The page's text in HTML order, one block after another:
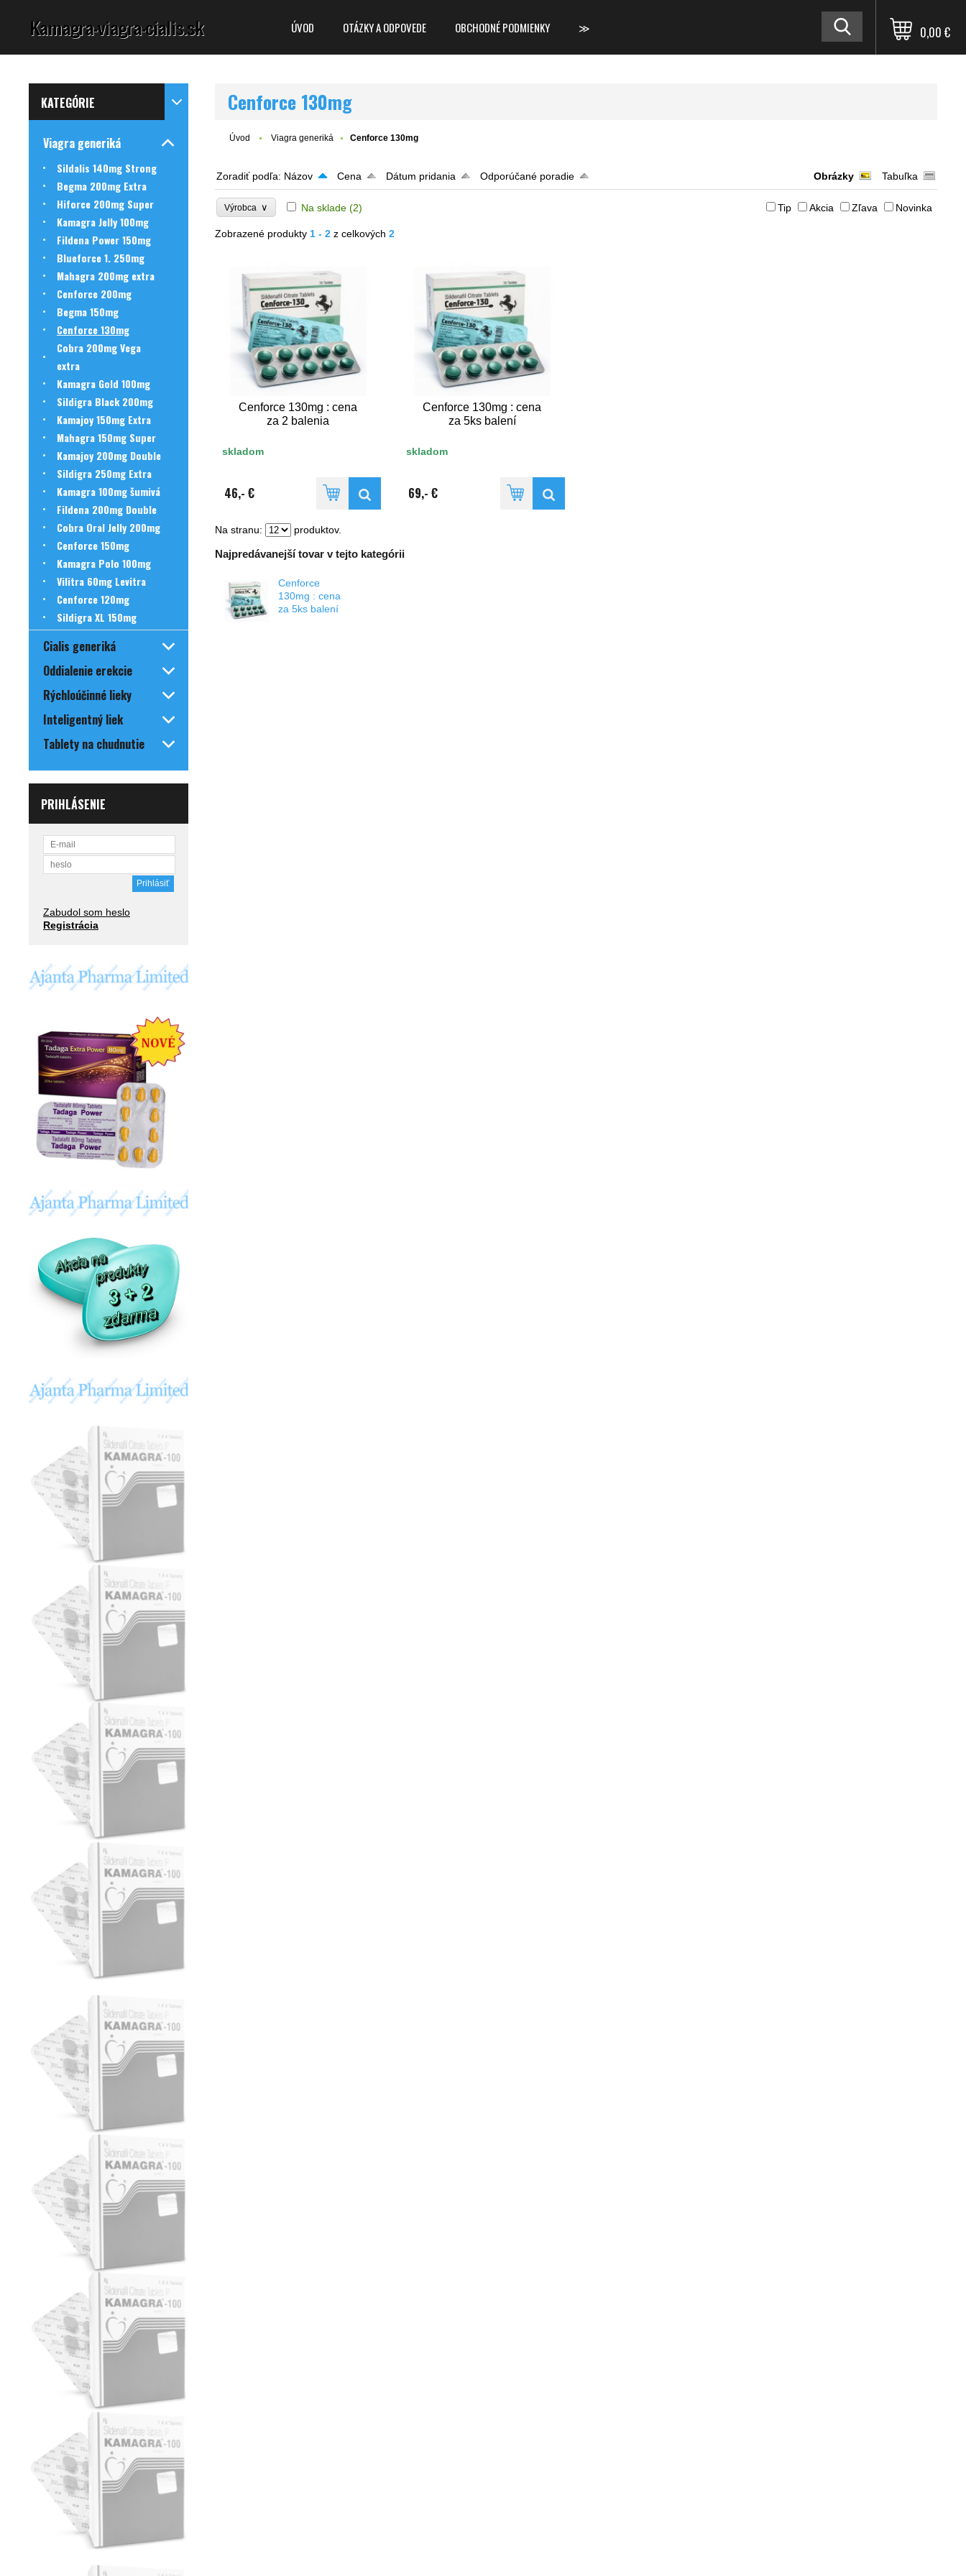
ÚVOD OTÁZKY A ODPOVEDE OBCHODNÉ PODMIENKY ≫ 0,00 €
KATEGÓRIE
Viagra generiká
Sildalis 140mg Strong
Begma 200mg Extra
Hiforce 200mg Super
Kamagra Jelly 100mg
Fildena Power 150mg
Blueforce 1. 250mg
Mahagra 200mg extra
Cenforce 200mg
Begma 150mg
Cenforce 130mg
Cobra 200mg Vega
extra
Kamagra Gold 100mg
Sildigra Black 200mg
Kamajoy 150mg Extra
Mahagra 150mg Super
Kamajoy 200mg Double
Sildigra 250mg Extra
Kamagra 100mg šumivá
Fildena 200mg Double
Cobra Oral Jelly 200mg
Cenforce 150mg
Kamagra Polo 100mg
Vilitra 60mg Levitra
Cenforce 120mg
Sildigra XL 150mg
Cialis generiká
Oddialenie erekcie
Rýchloúčinné lieky
Inteligentný liek
Tablety na chudnutie
PRIHLÁSENIE
Zabudol som heslo
Registrácia
Cenforce 130mg
Úvod Viagra generiká Cenforce 130mg
Zoradiť podľa: Názov Cena Dátum pridania Odporúčané poradie Obrázky Tabuľka
Výrobca ∨ Na sklade (2) Tip Akcia Zľava Novinka
Zobrazené produkty 1 - 2 z celkových2
TIP
Cenforce 130mg : cena
za 2 balenia
skladom
46,- €
Cenforce 130mg : cena
za 5ks balení
skladom
69,- €
Na stranu: produktov.
Najpredávanejší tovar v tejto kategórii
Cenforce
130mg : cena
za 5ks balení